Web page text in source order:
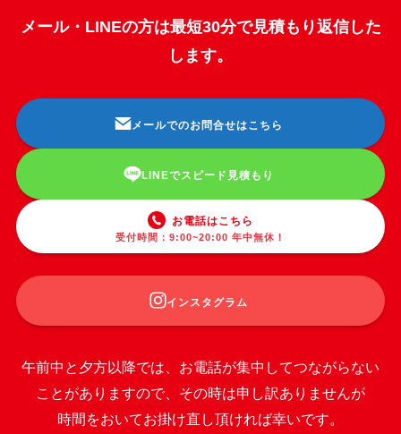
メール・LINEの方は最短30分で見積もり返信した
します。
メールでのお問合せはこちら
LINEでスピード見積もり
お電話はこちら
受付時間：9:00~20:00 年中無休！
インスタグラム
午前中と夕方以降では、お電話が集中してつながらない
ことがありますので、その時は申し訳ありませんが
時間をおいてお掛け直し頂ければ幸いです。